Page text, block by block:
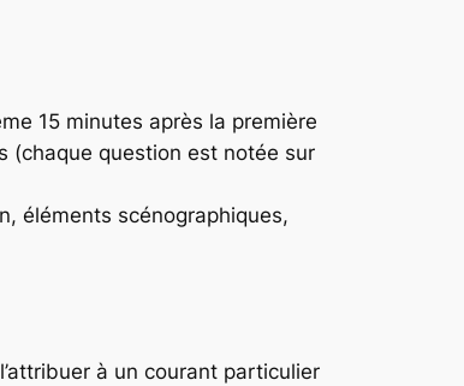
15 minutes après la première
(chaque question est notée sur
éléments scénographiques,
à un courant particulier